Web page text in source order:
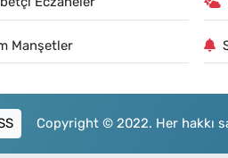
Manşetler
Copyright © 2022. Her hakkı